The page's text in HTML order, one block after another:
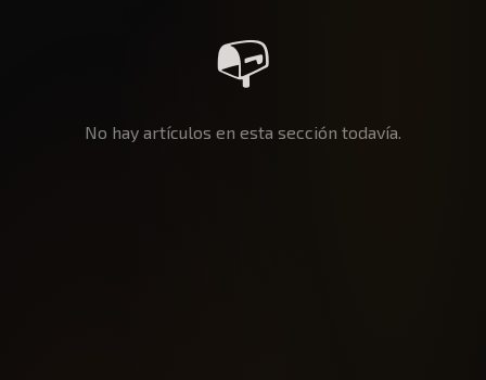
📭
No hay artículos en esta sección todavía.